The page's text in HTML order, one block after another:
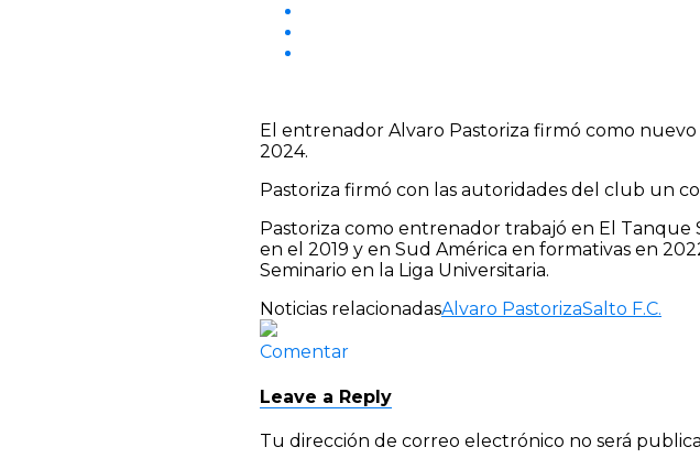
El entrenador Alvaro Pastoriza firmó como
2024.
Pastoriza firmó con las autoridades del club un
Pastoriza como entrenador trabajó en El Tanque
en el 2019 y en Sud América en formativas en
Seminario en la Liga Universitaria.
Noticias relacionadasAlvaro PastorizaSalto F.C.
Comentar
Leave a Reply
Tu dirección de correo electrónico no será